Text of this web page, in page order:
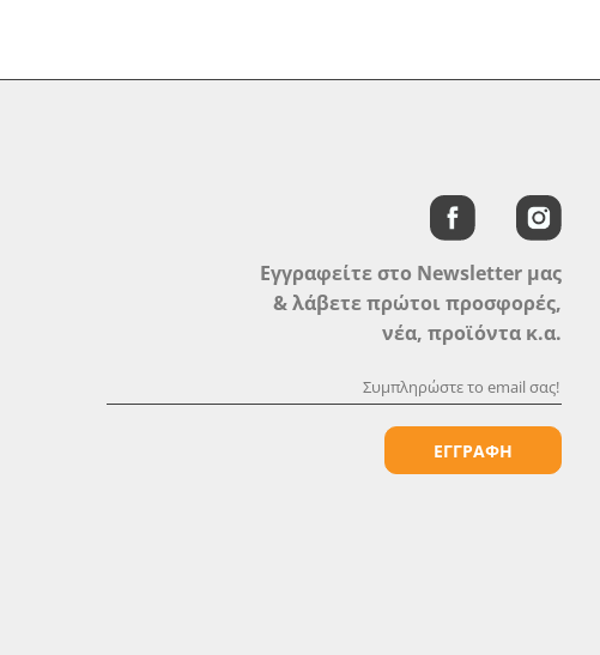
Εγγραφείτε στο Newsletter μας
& λάβετε πρώτοι προσφορές,
νέα, προϊόντα κ.α.
ΕΓΓΡΑΦΗ